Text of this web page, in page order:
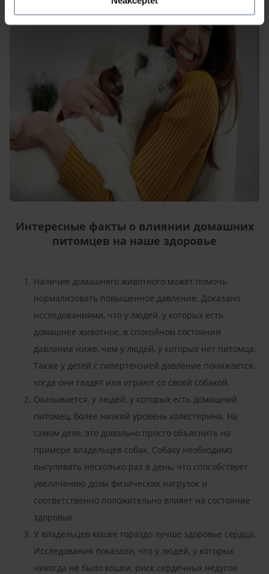
Интересные факты о влиянии домашних
питомцев на наше здоровье
Наличие домашнего животного может помочь
нормализовать повышенное давление. Доказано
исследованиями, что у людей, у которых есть
домашнее животное, в спокойном состоянии
давление ниже, чем у людей, у которых нет питомца.
Также у детей с гипертензией давление понижается,
когда они гладят или играют со своей собакой.
Оказывается, у людей, у которых есть домашний
питомец, более низкий уровень холестерина. На
самом деле, это довольно просто объяснить на
примере владельцев собак. Собаку необходимо
выгуливать несколько раз в день, что способствует
увеличению дозы физических нагрузок и
соответственно положительно влияет на состояние
здоровья.
У владельцев кошек гораздо лучше здоровье сердца.
Исследования показали, что у людей, у которых
никогда не было кошки, риск сердечных недугов